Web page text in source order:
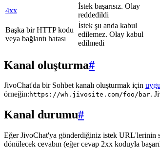
4xx
İstek başarısız. Olay
reddedildi
Başka bir HTTP kodu
veya bağlantı hatası
İstek şu anda kabul
edilemez. Olay kabul
edilmedi
Kanal oluşturma#
JivoChat'da bir Sohbet kanalı oluşturmak için
örneğin: https://wh.jivosite.com/foo/bar.
Kanal durumu#
Eğer JivoChat'ya gönderdiğiniz istek URL'lerinin
dönülecek cevabın (eğer cevap 2xx koduyla